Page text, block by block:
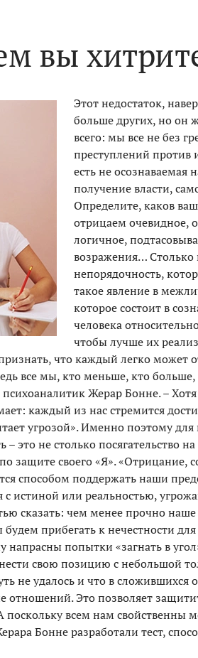
вы
Этот недостаток,
больше других, но он
всего: мы все не без
преступлений против
есть не
получение власти,
Определите, каков
отрицаем очевидное,
логичное,
возражения…
непорядочность,
такое явление в
которое состоит в
человека
чтобы лучше их
что каждый легко может
все мы, кто меньше, кто
Жерар Бонне. –
каждый из нас стремится
угрозой». Именно поэтому
это не столько посягательство
защите своего «Я». «Отрицание,
способом поддержать наши
с истиной или реальностью,
сказать: чем менее прочно
прибегать к нечестности
попытки «загнать в
свою позицию с небольшой
не удалось и что в сложившихся
отношений. Это позволяет
поскольку всем нам свойственны
Бонне разработали тест,